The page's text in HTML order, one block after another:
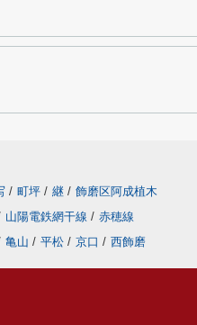
/ 町坪 / 継 / 飾磨区阿成植木
山陽電鉄網干線 / 赤穂線
亀山 / 平松 / 京口 / 西飾磨